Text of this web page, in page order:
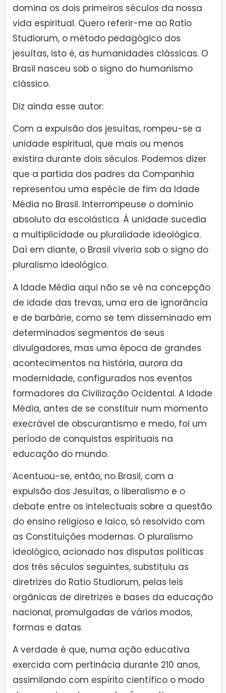
domina os dois primeiros séculos da nossa
vida espiritual. Quero referir-me ao Ratio
Studiorum, o método pedagógico dos
jesuítas, isto é, as humanidades clássicas. O
Brasil nasceu sob o signo do humanismo
clássico.
Diz ainda esse autor:
Com a expulsão dos jesuítas, rompeu-se a
unidade espiritual, que mais ou menos
existira durante dois séculos. Podemos dizer
que a partida dos padres da Companhia
representou uma espécie de fim da Idade
Média no Brasil. Interrompeuse o domínio
absoluto da escolástica. À unidade sucedia
a multiplicidade ou pluralidade ideológica.
Daí em diante, o Brasil viveria sob o signo do
pluralismo ideológico.
A Idade Média aqui não se vê na concepção
de idade das trevas, uma era de ignorância
e de barbárie, como se tem disseminado em
determinados segmentos de seus
divulgadores, mas uma época de grandes
acontecimentos na história, aurora da
modernidade, configurados nos eventos
formadores da Civilização Ocidental. A Idade
Média, antes de se constituir num momento
execrável de obscurantismo e medo, foi um
período de conquistas espirituais na
educação do mundo.
Acentuou-se, então, no Brasil, com a
expulsão dos Jesuítas, o liberalismo e o
debate entre os intelectuais sobre a questão
do ensino religioso e laico, só resolvido com
as Constituições modernas. O pluralismo
ideológico, acionado nas disputas políticas
dos três séculos seguintes, substituiu as
diretrizes do Ratio Studiorum, pelas leis
orgânicas de diretrizes e bases da educação
nacional, promulgadas de vários modos,
formas e datas.
A verdade é que, numa ação educativa
exercida com pertinácia durante 210 anos,
assimilando com espírito científico o modo